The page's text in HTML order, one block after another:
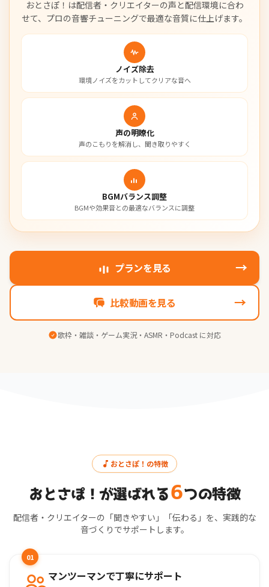
おとさぽ！は配信者・クリエイターの声と配信環境に合わ
せて、 プロの音響チューニングで最適な音質に仕上げます。
ノイズ除去
環境ノイズをカットしてクリアな音へ
声の明瞭化
声のこもりを解消し、聞き取りやすく
BGMバランス調整
BGMや効果音との最適なバランスに調整
プランを見る →
比較動画を見る →
歌枠・雑談・ゲーム実況・ASMR・Podcast に対応
おとさぽ！の特徴
おとさぽ！が選ばれる6つの特徴
配信者・クリエイターの「聞きやすい」「伝わる」を、実践的な
音づくりでサポートします。
01
マンツーマンで丁寧にサポート